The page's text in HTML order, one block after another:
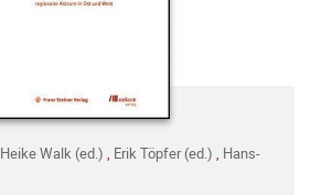
Heike Walk (ed.) , Erik Töpfer (ed.) , Hans-